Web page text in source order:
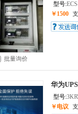
批量询价
型号:
￥1500
华为
型号:
￥电议